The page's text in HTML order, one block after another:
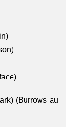
(Burrows au